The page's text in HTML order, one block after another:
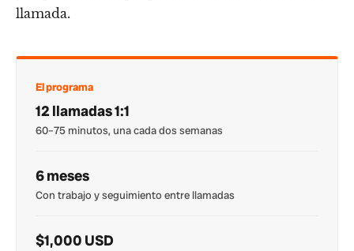
llamada.
El programa
12 llamadas 1:1
60–75 minutos, una cada dos semanas
6 meses
Con trabajo y seguimiento entre llamadas
$1,000 USD